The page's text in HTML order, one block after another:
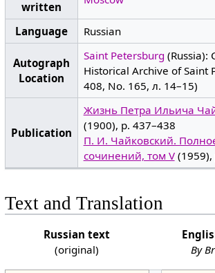
written
Language Russian
Autograph
Location
Saint Petersburg (Russia):
Historical Archive of Saint
408, No. 165, л. 14–15)
Publication
Жизнь Петра Ильича
(1900), p. 437–438
П. И. Чайковский.
сочинений, том V(1959),
Text and Translation
Russian text
(original)
By